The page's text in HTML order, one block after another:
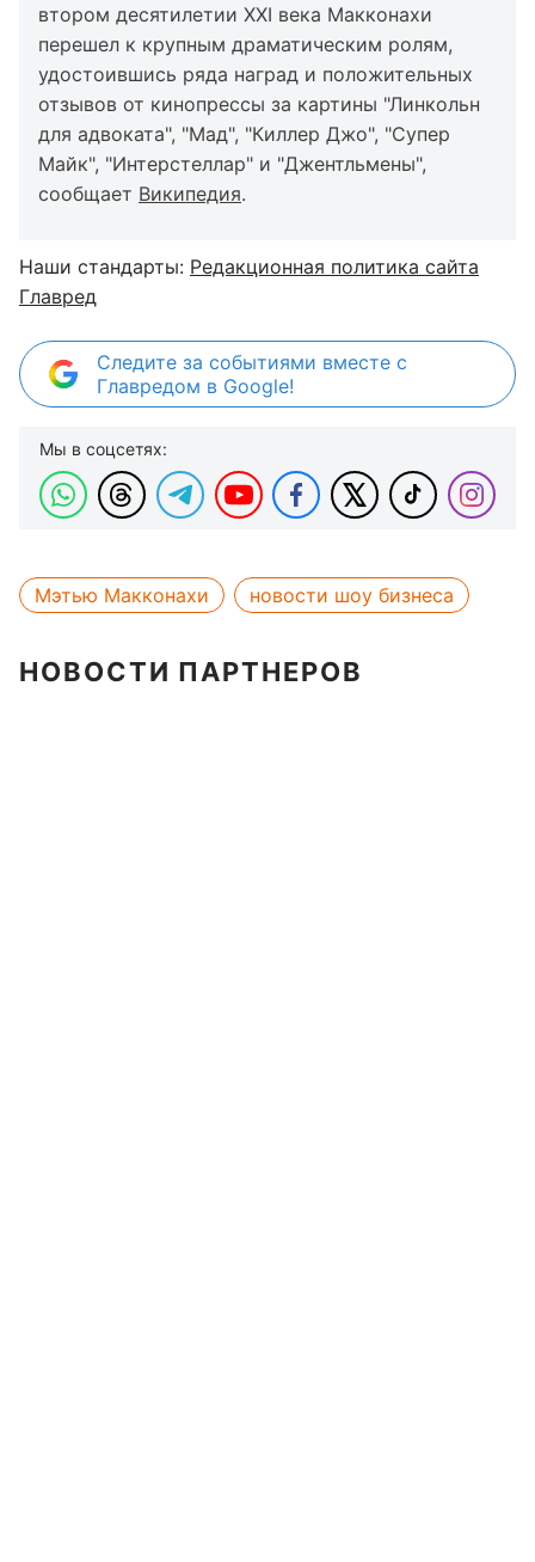
втором десятилетии XXI века Макконахи
перешел к крупным драматическим ролям,
удостоившись ряда наград и положительных
отзывов от кинопрессы за картины "Линкольн
для адвоката", "Мад", "Киллер Джо", "Супер
Майк", "Интерстеллар" и "Джентльмены",
сообщает Википедия.
Наши стандарты: Редакционная политика сайта
Главред
Следите за событиями вместе с
Главредом в Google!
Мы в соцсетях:
Мэтью Макконахи новости шоу бизнеса
НОВОСТИ ПАРТНЕРОВ